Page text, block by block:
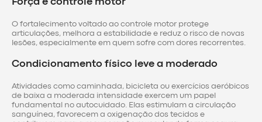
Força e controle motor
O fortalecimento voltado ao controle motor protege
articulações, melhora a estabilidade e reduz o risco de novas
lesões, especialmente em quem sofre com dores recorrentes.
Condicionamento físico leve a moderado
Atividades como caminhada, bicicleta ou exercícios aeróbicos
de baixa a moderada intensidade exercem um papel
fundamental no autocuidado. Elas estimulam a circulação
sanguínea, favorecem a oxigenação dos tecidos e